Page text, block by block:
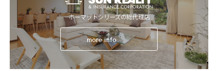
ホーマットシリーズの総代理店
more info